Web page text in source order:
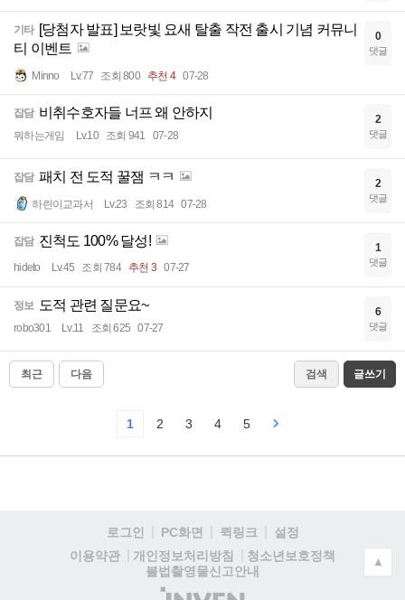
기타 [당첨자 발표] 보랏빛 요새 탈출 작전 출시 기념 커뮤니
티 이벤트
Minno Lv.77 조회 800 추천 4 07-28
0
댓글
잡담 비취수호자들 너프 왜 안하지
뭐하는게임 Lv.10 조회 941 07-28
2
댓글
잡담 패치 전 도적 꿀잼 ㅋㅋ
하린이교과서 Lv.23 조회 814 07-28
2
댓글
잡담 진척도 100% 달성!
hideto Lv.45 조회 784 추천 3 07-27
1
댓글
정보 도적 관련 질문요~
robo301 Lv.11 조회 625 07-27
6
댓글
최근 다음 검색 글쓰기
1 2 3 4 5
로그인 PC화면 퀵링크
설정
이용약관
개인정보처리방침
청소년보호정책
불법촬영물신고안내
(주)
▲